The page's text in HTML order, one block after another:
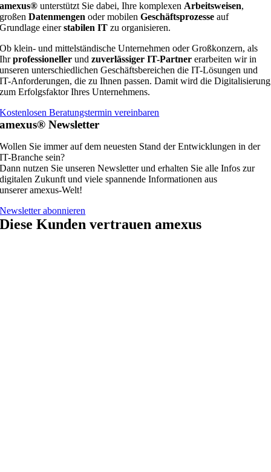
amexus®unterstützt Sie dabei, Ihre komplexen Arbeitsweisen,
großenDatenmengen oder mobilenGeschäftsprozesse auf
Grundlage einerstabilen IT zu organisieren.
Ob klein- und mittelständische Unternehmen oder Großkonzern, als
Ihrprofessioneller undzuverlässiger IT-Partner erarbeiten wir in
unseren unterschiedlichen Geschäftsbereichen die IT-Lösungen und
IT-Anforderungen, die zu Ihnen passen. Damit wird die Digitalisierung
zum Erfolgsfaktor Ihres Unternehmens.
Kostenlosen Beratungstermin vereinbaren
amexus® Newsletter
Wollen Sie immer auf dem neuesten Stand der Entwicklungen in der
IT-Branche sein?
Dann nutzen Sie unseren Newsletter und erhalten Sie alle Infos zur
digitalen Zukunft und viele spannende Informationen aus
unserer amexus-Welt!
Newsletter abonnieren
Diese Kunden vertrauen amexus